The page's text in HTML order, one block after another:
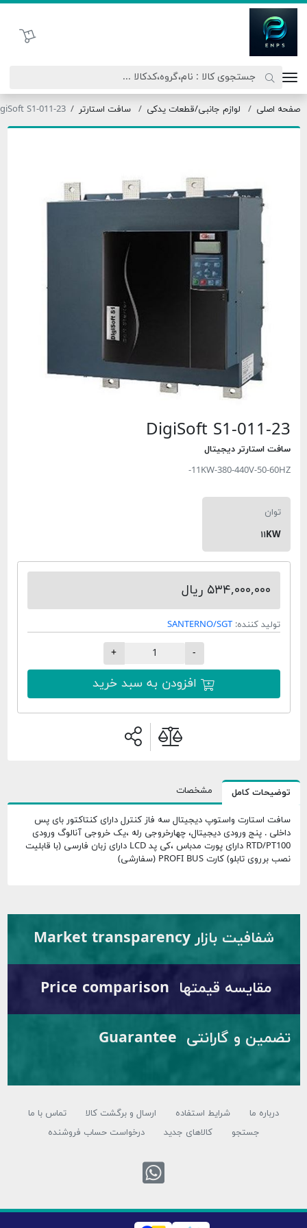
سبد خرید
اصلی لوازم جانبی/قطعات یدکی سافت استارتر DigiSoft S1-011-23
DigiSoft S1-011-23
سافت استارتر دیجیتال
11KW-380-440V-50-60HZ-
توان
۱۱KW
۵۳۴,۰۰۰,۰۰۰ ریال
تولید کننده: SANTERNO/SGT
افزودن به سبد خرید
توضیحات کامل مشخصات
سافت استارت واستوپ دیجیتال سه فاز کنترل دارای کنتاکتور بای پس
داخلی . پنج ورودی دیجیتال، چهارخروجی رله ،یک خروجی آنالوگ ورودی
RTD/PT100 دارای پورت مدباس ،کی پد LCD دارای زبان فارسی (با قابلیت
نصب برروی تابلو) کارت PROFI BUS (سفارشی)
شفافیت بازار Market transparency
مقایسه قیمتها Price comparison
تضمین و گارانتی Guarantee
درباره ما شرایط استفاده ارسال و برگشت کالا
تماس با ما
جستجو
کالاهای جدید درخواست حساب فروشنده
تماس با واتس